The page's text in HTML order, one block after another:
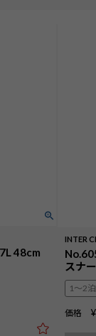
48cm
INTER
スナ
1〜2泊
価格 ¥